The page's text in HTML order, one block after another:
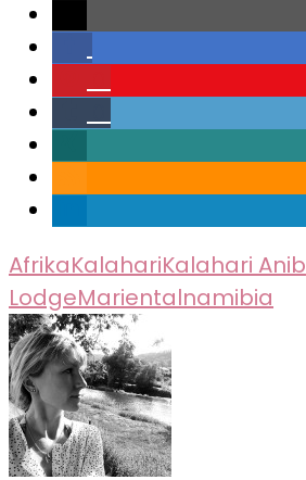
AfrikaKalahariKalahari Anib
LodgeMarientalnamibia